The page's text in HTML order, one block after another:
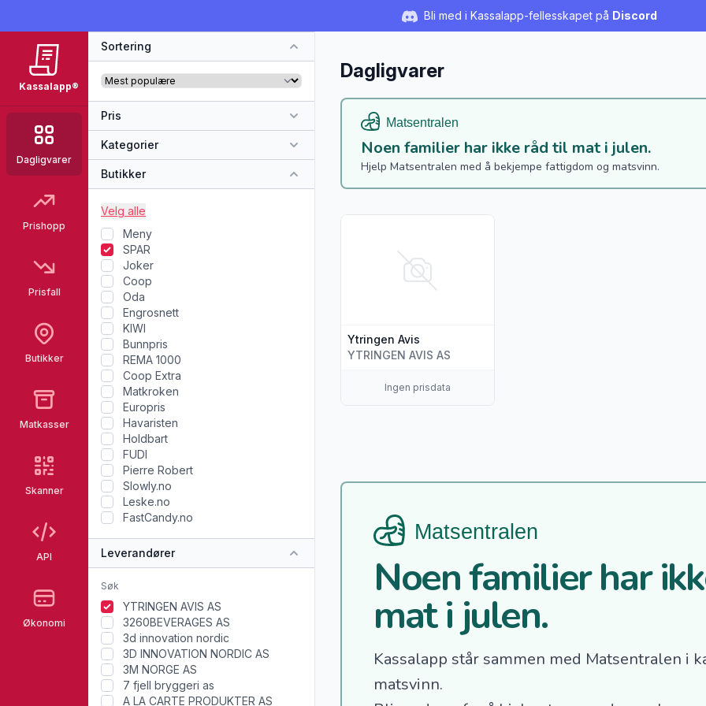
Bli med i Kassalapp-fellesskapet på Discord
Kassalapp®
Dagligvarer
Prishopp
Prisfall
Butikker
Matkasser
Skanner
API
Økonomi
Sortering
Pris
Kategorier
Butikker
Velg alle
Meny
SPAR
Joker
Coop
Oda
Engrosnett
KIWI
Bunnpris
REMA 1000
Coop Extra
Matkroken
Europris
Havaristen
Holdbart
FUDI
Pierre Robert
Slowly.no
Leske.no
FastCandy.no
Leverandører
YTRINGEN AVIS AS
3260BEVERAGES AS
3d innovation nordic
3D INNOVATION NORDIC AS
3M NORGE AS
7 fjell bryggeri as
A LA CARTE PRODUKTER AS
Dagligvarer
Noen familier har ikke råd til mat i julen.
Hjelp Matsentralen med å bekjempe fattigdom og matsvinn.
Ytringen Avis
YTRINGEN AVIS AS
Ingen prisdata
Noen familier har
mat i julen.
Kassalapp står sammen med Matsentralen i
matsvinn.